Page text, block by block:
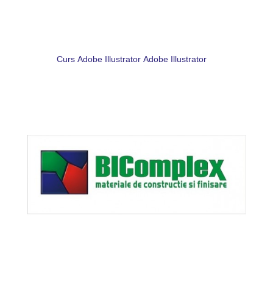
Curs Adobe Illustrator Adobe Illustrator